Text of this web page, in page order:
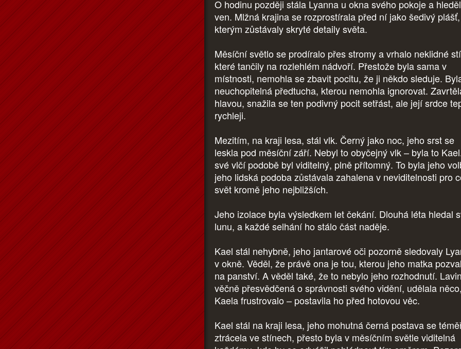
O hodinu později stála Lyanna u okna svého pokoje a
ven. Mlžná krajina se rozprostírala před ní jako šedivý
kterým zůstávaly skryté detaily světa.
Měsíční světlo se prodíralo přes stromy a vrhalo neklidné
které tančily na rozlehlém nádvoří. Přestože byla sama v
místnosti, nemohla se zbavit pocitu, že ji někdo sleduje.
neuchopitelná předtucha, kterou nemohla ignorovat.
hlavou, snažila se ten podivný pocit setřást, ale její srdce
rychleji.
Mezitím, na kraji lesa, stál vlk. Černý jako noc, jeho srst se
leskla pod měsíční září. Nebyl to obyčejný vlk – byla to
své vlčí podobě byl viditelný, plně přítomný. To byla jeho
jeho lidská podoba zůstávala zahalena v neviditelnosti pro
svět kromě jeho nejbližších.
Jeho izolace byla výsledkem let čekání. Dlouhá léta hledal
lunu, a každé selhání ho stálo část naděje.
Kael stál nehybně, jeho jantarové oči pozorně sledovaly
v okně. Věděl, že právě ona je tou, kterou jeho matka
na panství. A věděl také, že to nebylo jeho rozhodnutí.
věčně přesvědčená o správnosti svého vidění, udělala
Kaela frustrovalo – postavila ho před hotovou věc.
Kael stál na kraji lesa, jeho mohutná černá postava se
ztrácela ve stínech, přesto byla v měsíčním světle viditelná